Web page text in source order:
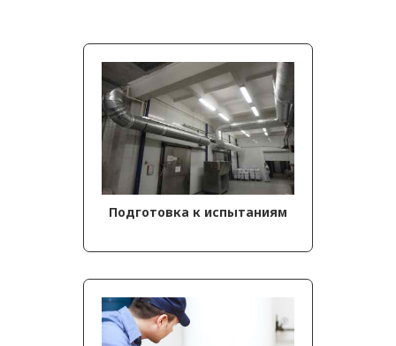
Подготовка к испытаниям